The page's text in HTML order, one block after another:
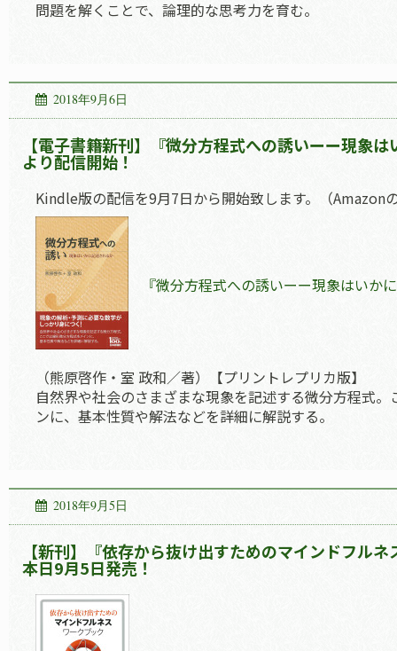
問題を解くことで、論理的な思考力を育む。
2018年9月6日
【電子書籍新刊】『微分方程式への誘いーー現象
より配信開始！
Kindle版の配信を9月7日から開始致します。（Amazon
『微分方程式への誘いーー現象はいか
（熊原啓作・室 政和／著）【プリントレプリカ版】
自然界や社会のさまざまな現象を記述する微分方程式
ンに、基本性質や解法などを詳細に解説する。
2018年9月5日
【新刊】『依存から抜け出すためのマインドフル
本日9月5日発売！